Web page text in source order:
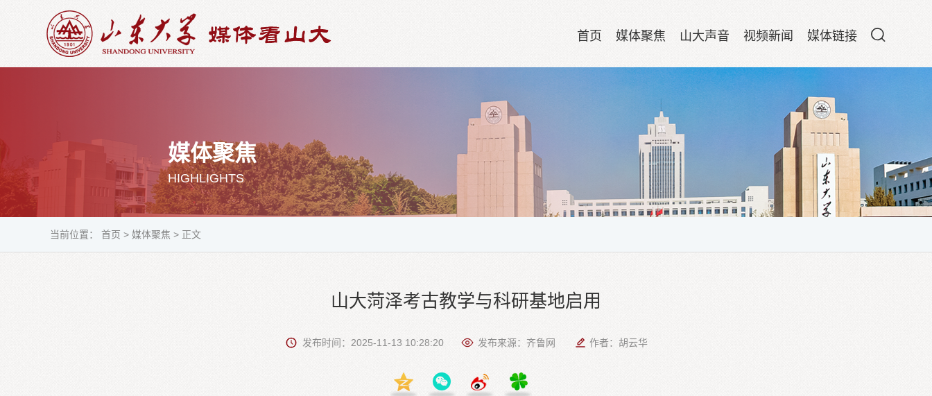
首页 媒体聚焦 山大声音 视频新闻 媒体链接
媒体聚焦
HIGHLIGHTS
当前位置： 首页 > 媒体聚焦 > 正文
山大菏泽考古教学与科研基地启用
发布时间：2025-11-13 10:28:20 发布来源：齐鲁网 作者：胡云华